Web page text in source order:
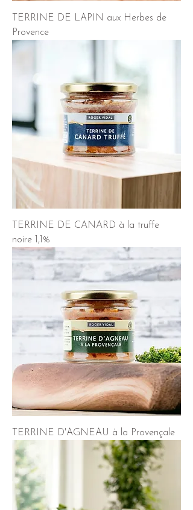
TERRINE DE LAPIN aux Herbes de
Provence
TERRINE DE CANARD à la truffe
noire 1,1%
TERRINE D'AGNEAU à la Provençale